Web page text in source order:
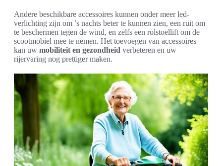
Andere beschikbare accessoires kunnen onder meer led-
verlichting zijn om ’s nachts beter te kunnen zien, een ruit om
te beschermen tegen de wind, en zelfs een rolstoellift om de
scootmobiel mee te nemen. Het toevoegen van accessoires
kan uw mobiliteit en gezondheid verbeteren en uw
rijervaring nog prettiger maken.